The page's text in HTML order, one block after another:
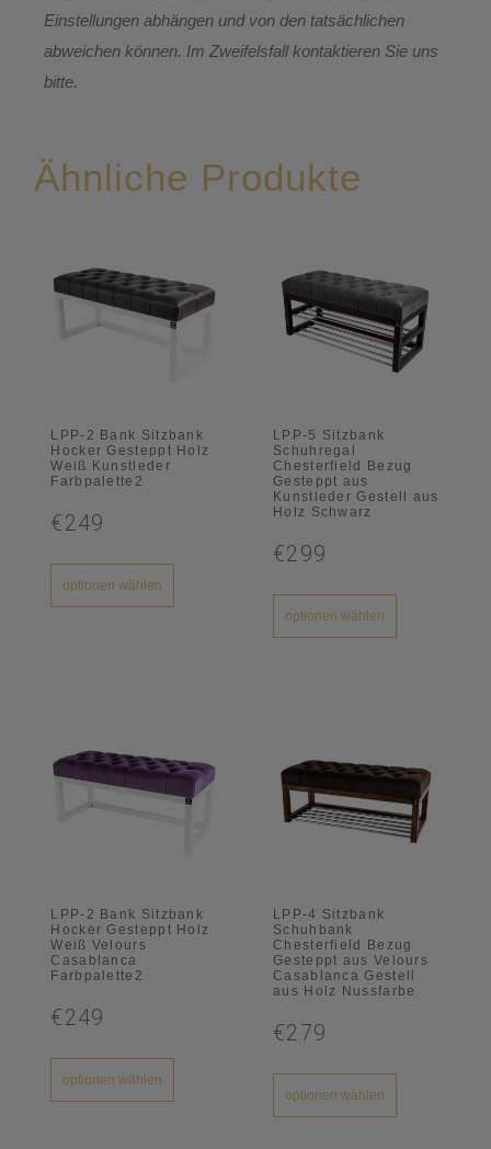
Einstellungen abhängen und von den tatsächlichen
abweichen können. Im Zweifelsfall kontaktieren Sie uns
bitte.
Ähnliche Produkte
LPP-2 Bank Sitzbank
Hocker Gesteppt Holz
Weiß Kunstleder
Farbpalette2
€249
optionen wählen
LPP-5 Sitzbank
Schuhregal
Chesterfield Bezug
Gesteppt aus
Kunstleder Gestell aus
Holz Schwarz
€299
optionen wählen
LPP-2 Bank Sitzbank
Hocker Gesteppt Holz
Weiß Velours
Casablanca
Farbpalette2
€249
optionen wählen
LPP-4 Sitzbank
Schuhbank
Chesterfield Bezug
Gesteppt aus Velours
Casablanca Gestell
aus Holz Nussfarbe
€279
optionen wählen